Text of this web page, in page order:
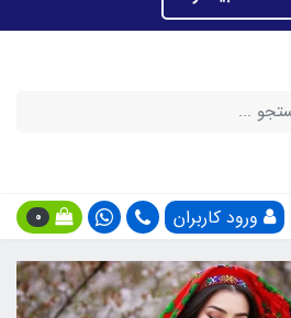
ورود کاربران 0